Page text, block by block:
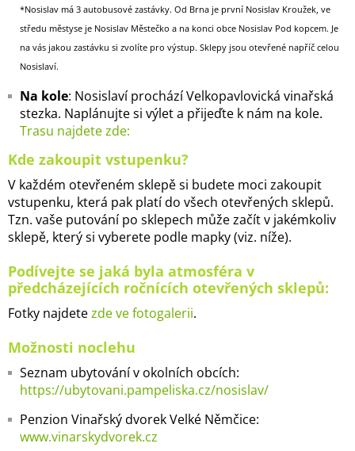
*Nosislav má 3 autobusové zastávky. Od Brna je první Nosislav Kroužek, ve
středu městyse je Nosislav Městečko a na konci obce Nosislav Pod kopcem. Je
na vás jakou zastávku si zvolíte pro výstup. Sklepy jsou otevřené napříč celou
Nosislaví.
Na kole: Nosislaví prochází Velkopavlovická vinařská
stezka. Naplánujte si výlet a přijeďte k nám na kole.
Trasu najdete zde:
Kde zakoupit vstupenku?
V každém otevřeném sklepě si budete moci zakoupit
vstupenku, která pak platí do všech otevřených sklepů.
Tzn. vaše putování po sklepech může začít v jakémkoliv
sklepě, který si vyberete podle mapky (viz. níže).
Podívejte se jaká byla atmosféra v
předcházejících ročnících otevřených sklepů:
Fotky najdetezde ve fotogalerii.
Možnosti noclehu
Seznam ubytování v okolních obcích:
https://ubytovani.pampeliska.cz/nosislav/
Penzion Vinařský dvorek Velké Němčice:
www.vinarskydvorek.cz